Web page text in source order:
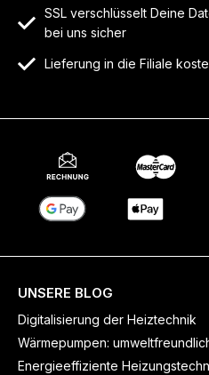
SSL verschlüsselt Deine
bei uns sicher
Lieferung in die Filiale
UNSERE BLOG
Digitalisierung der Heiztechnik
Wärmepumpen:
Energieeffiziente